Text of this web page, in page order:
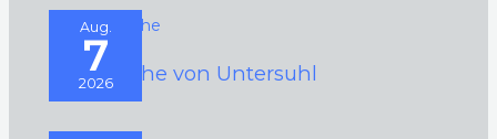
Aug.
7
2026
Rundkirche von Untersuhl